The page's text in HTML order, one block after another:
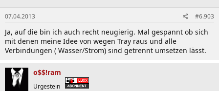
07.04.2013 #6.903
Ja, auf die bin ich auch recht neugierig. Mal gespannt ob sich
mit denen meine Idee von wegen Tray raus und alle
Verbindungen ( Wasser/Strom) sind getrennt umsetzen lässt.
o$$!ram
Urgestein